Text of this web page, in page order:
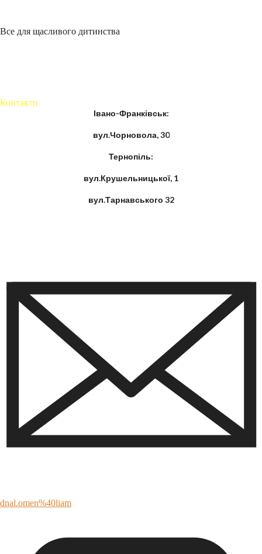
Все для щасливого дитинства
Контакти
Івано-Франківськ:
вул.Чорновола, 30
Тернопіль:
вул.Крушельницької, 1
вул.Тарнавського 32
dnal.omen%40liam